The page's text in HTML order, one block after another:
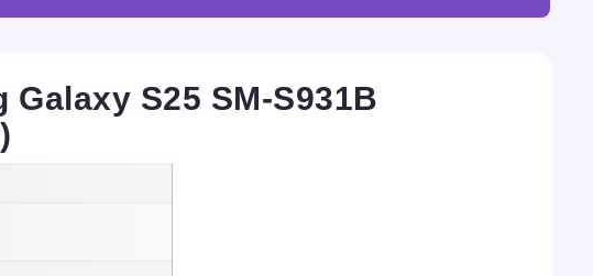
S25 SM-S931B